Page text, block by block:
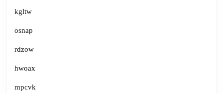
kgltw
osnap
rdzow
hwoax
mpcvk